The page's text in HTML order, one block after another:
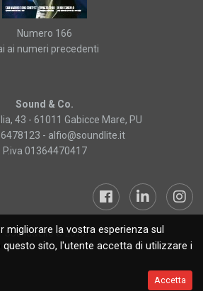
migliorare la vostra esperienza sul
sito, l'utente accetta di utilizzare i
Accetta
Numero 166
ai numeri precedenti
Sound & Co.
43 - 61011 Gabicce Mare, PU
- alfio@soundlite.it
P.iva 01364470417
Sound&Lite © 2019